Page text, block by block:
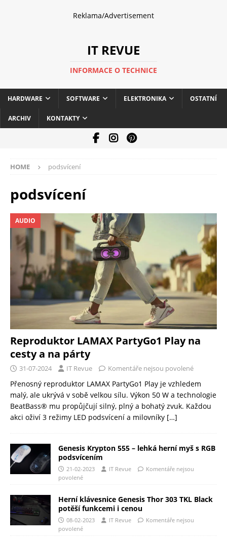
Reklama/Advertisement
IT REVUE
INFORMACE O TECHNICE
HARDWARE SOFTWARE ELEKTRONIKA OSTATNÍ
ARCHIV KONTAKTY
HOME podsvícení
podsvícení
AUDIO
Reproduktor LAMAX PartyGo1 Play na
cesty a na párty
31-07-2024 IT Revue Komentáře nejsou povolené
Přenosný reproduktor LAMAX PartyGo1 Play je vzhledem
malý, ale ukrývá v sobě velkou sílu. Výkon 50 W a technologie
BeatBass® mu propůjčují silný, plný a bohatý zvuk. Každou
akci oživí 3 režimy LED podsvícení a milovníky […]
Genesis Krypton 555 – lehká herní myš s RGB
podsvícením
21-02-2023 IT Revue
Komentáře nejsou
povolené
Herní klávesnice Genesis Thor 303 TKL Black
potěší funkcemi i cenou
08-02-2023 IT Revue
Komentáře nejsou
povolené